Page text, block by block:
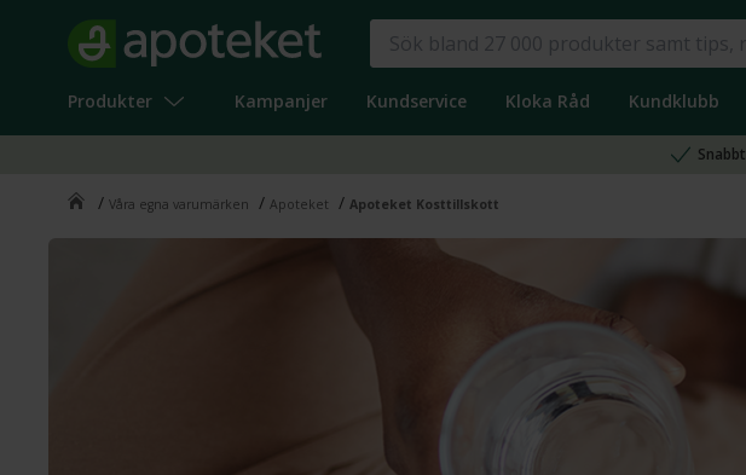
Produkter
Kampanjer Kundservice Kloka Råd Kundklubb
Snabbt
/ Våra egna varumärken / Apoteket / Apoteket Kosttillskott